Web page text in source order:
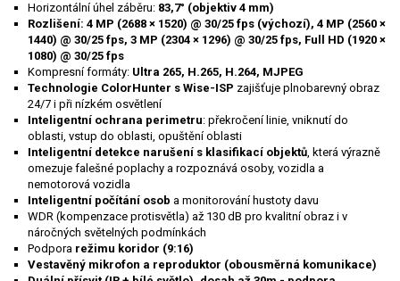
Horizontální úhel záběru: 83,7° (objektiv 4 mm)
Rozlišení: 4 MP (2688 × 1520) @ 30/25 fps (výchozí), 4 MP (2560 ×
1440) @ 30/25 fps, 3 MP (2304 × 1296) @ 30/25 fps, Full HD (1920 ×
1080) @ 30/25 fps
Kompresní formáty: Ultra 265, H.265, H.264, MJPEG
Technologie ColorHunter s Wise-ISP zajišťuje plnobarevný obraz
24/7 i při nízkém osvětlení
Inteligentní ochrana perimetru: překročení linie, vniknutí do
oblasti, vstup do oblasti, opuštění oblasti
Inteligentní detekce narušení s klasifikací objektů, která výrazně
omezuje falešné poplachy a rozpoznává osoby, vozidla a
nemotorová vozidla
Inteligentní počítání osob a monitorování hustoty davu
WDR (kompenzace protisvětla) až 130 dB pro kvalitní obraz i v
náročných světelných podmínkách
Podpora režimu koridor (9:16)
Vestavěný mikrofon a reproduktor (obousměrná komunikace)